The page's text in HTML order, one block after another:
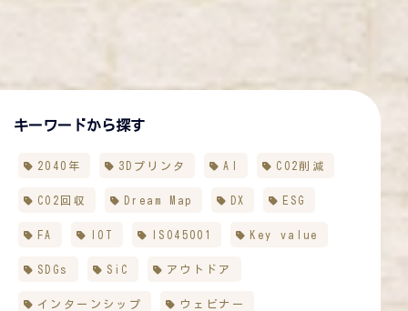
キーワードから探す
2040年 3Dプリンタ AI CO2削減
CO2回収 Dream Map DX ESG
FA IOT ISO45001 Key value
SDGs SiC アウトドア
インターンシップ ウェビナー